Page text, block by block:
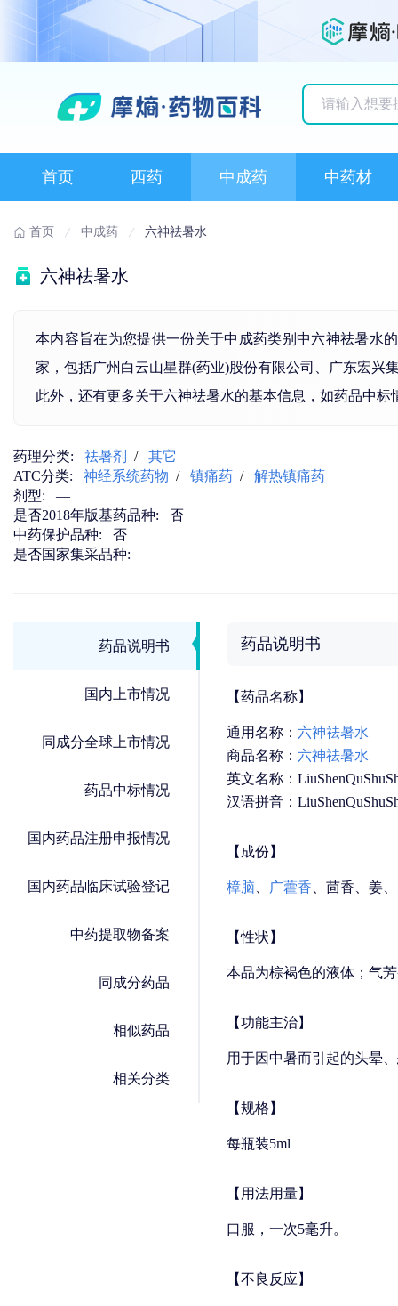
首页 西药 中成药 中药材
首页 中成药 六神祛暑水
六神祛暑水
本内容旨在为您提供一份关于中成药类别中六神祛暑水
家，包括广州白云山星群(药业)股份有限公司、广东宏兴
此外，还有更多关于六神祛暑水的基本信息，如药品中
药理分类: 祛暑剂 /
其它
ATC分类:
神经系统药物 / 镇痛药 /
解热镇痛药
剂型:
—
是否2018年版基药品种:
否
中药保护品种:
否
是否国家集采品种:
——
药品说明书
国内上市情况
同成分全球上市情况
药品中标情况
国内药品注册申报情况
国内药品临床试验登记
中药提取物备案
同成分药品
相似药品
相关分类
药品说明书
【药品名称】
通用名称： 六神祛暑水
商品名称： 六神祛暑水
英文名称：
汉语拼音：
【成份】
樟脑 广藿香 、茴香、姜、
【性状】
本品为棕褐色的液体；气
【功能主治】
用于因中暑而引起的头晕
【规格】
每瓶装5ml
【用法用量】
口服，一次5毫升。
【不良反应】